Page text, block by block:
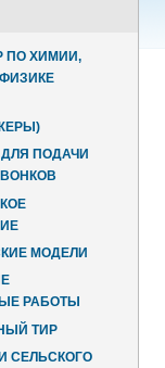
ПО ХИМИИ,
ПОДАЧИ
МОДЕЛИ
РАБОТЫ
ТИР
СЕЛЬСКОГО